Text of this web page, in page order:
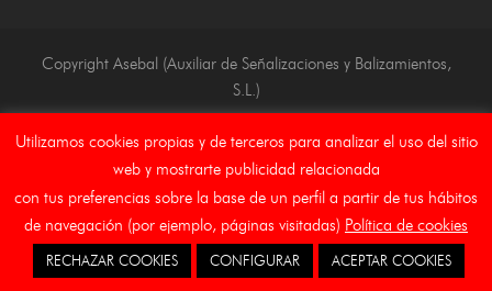
Copyright Asebal (Auxiliar de Señalizaciones y Balizamientos,
S.L.)
Inicio
Cookies
Utilizamos cookies propias y de terceros para analizar el uso del sitio
web y mostrarte publicidad relacionada
con tus preferencias sobre la base de un perfil a partir de tus hábitos
de navegación (por ejemplo, páginas visitadas) Política de cookies
RECHAZAR COOKIES CONFIGURAR ACEPTAR COOKIES